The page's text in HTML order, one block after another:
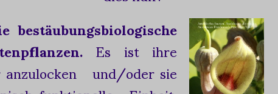
Es ist ihre
anzulocken und/oder sie